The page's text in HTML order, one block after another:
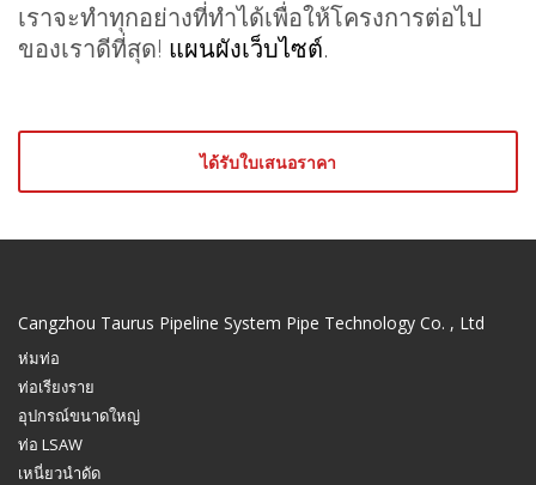
เราจะทำทุกอย่างที่ทำได้เพื่อให้โครงการต่อไป
ของเราดีที่สุด! แผนผังเว็บไซต์.
ได้รับใบเสนอราคา
Cangzhou Taurus Pipeline System Pipe Technology Co. , Ltd
ห่มท่อ
ท่อเรียงราย
อุปกรณ์ขนาดใหญ่
ท่อ LSAW
เหนี่ยวนำดัด